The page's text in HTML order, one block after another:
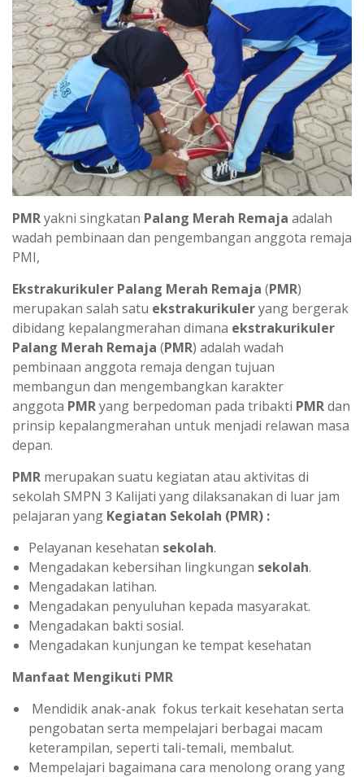
PMRyakni singkatan Palang Merah Remaja adalah
wadah pembinaan dan pengembangan anggota remaja
PMI,
Ekstrakurikuler Palang Merah Remaja (PMR)
merupakan salah satu ekstrakurikuleryang bergerak
dibidang kepalangmerahan dimana ekstrakurikuler
Palang Merah Remaja (PMR) adalah wadah
pembinaan anggota remaja dengan tujuan
membangun dan mengembangkan karakter
anggota PMRyang berpedoman pada tribakti PMRdan
prinsip kepalangmerahan untuk menjadi relawan masa
depan.
PMR merupakan suatu kegiatan atau aktivitas di
sekolah SMPN 3 Kalijati yang dilaksanakan di luar jam
pelajaran yang Kegiatan Sekolah (PMR) :
Pelayanan kesehatan sekolah.
Mengadakan kebersihan lingkungan sekolah.
Mengadakan latihan.
Mengadakan penyuluhan kepada masyarakat.
Mengadakan bakti sosial.
Mengadakan kunjungan ke tempat kesehatan
Manfaat Mengikuti PMR
Mendidik anak-anak fokus terkait kesehatan serta
pengobatan serta mempelajari berbagai macam
keterampilan, seperti tali-temali, membalut.
Mempelajari bagaimana cara menolong orang yang